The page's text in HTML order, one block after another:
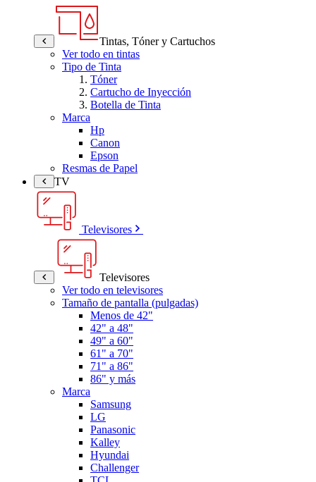
Tintas, Tóner y Cartuchos
Ver todo en tintas
Tipo de Tinta
Tóner
Cartucho de Inyección
Botella de Tinta
Marca
Hp
Canon
Epson
Resmas de Papel
TV
Televisores
Televisores
Ver todo en televisores
Tamaño de pantalla (pulgadas)
Menos de 42"
42" a 48"
49" a 60"
61" a 70"
71" a 86"
86" y más
Marca
Samsung
LG
Panasonic
Kalley
Hyundai
Challenger